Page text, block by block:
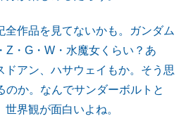
全作品を見てないかも。ガンダム
Z・G・W・水魔女くらい？あ
ドアン、ハサウェイもか。そう思
のか。なんでサンダーボルトと
界観が面白いよね。